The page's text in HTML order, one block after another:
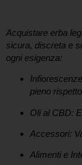
Perché
Acquistare erba
sicura, discreta e
ogni esigenza:
pieno rispetto
Oli al CBD:
Accessori:
Alimenti e